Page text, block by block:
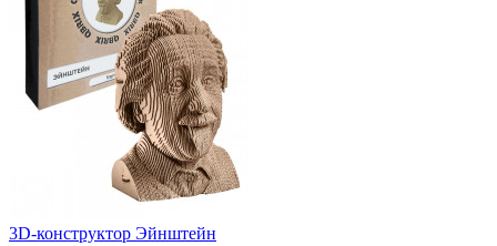
3D-конструктор Эйнштейн